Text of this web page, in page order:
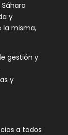
y
la misma,
gestión y
y
a todos